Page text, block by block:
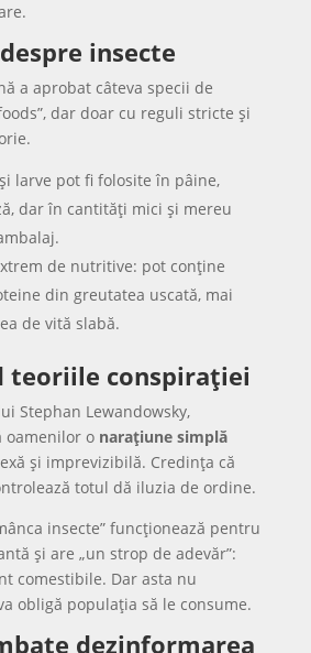
insecte
a aprobat câteva specii de
dar doar cu reguli stricte și
larve pot fi folosite în pâine,
dar în cantități mici și mereu
de nutritive: pot conține
din greutatea uscată, mai
de vită slabă.
teoriile conspirației
Stephan Lewandowsky,
oamenilor o narațiune simplă
și imprevizibilă. Credința că
totul dă iluzia de ordine.
insecte” funcționează pentru
și are „un strop de adevăr”:
comestibile. Dar asta nu
obligă populația să le consume.
dezinformarea